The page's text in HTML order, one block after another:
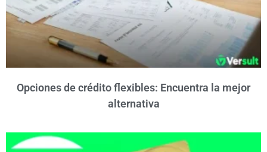
Opciones de crédito flexibles: Encuentra la mejor
alternativa